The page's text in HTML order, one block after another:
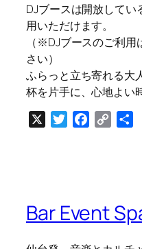
DJブースは開放してい
用いただけます。
（※DJブースのご利
さい）
ふらっと立ち寄れる大
杯を片手に、心地よい
TwitterFacebook
Copy
Bar Event